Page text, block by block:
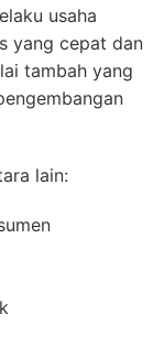
usaha
yang cepat dan
tambah yang
lain: